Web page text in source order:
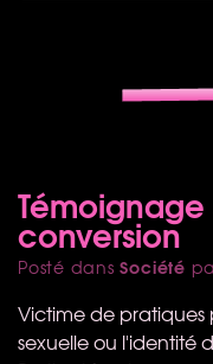
conversion
Posté dansSociété
Victime de
sexuelle ou l'identité